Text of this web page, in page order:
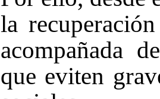
la
acompañada
que eviten